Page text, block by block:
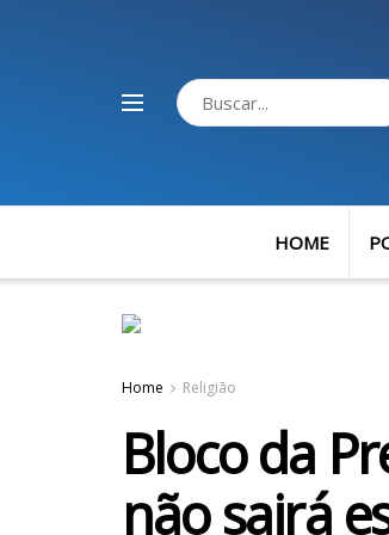
HOME
Home Religião
Bloco da
não sairá